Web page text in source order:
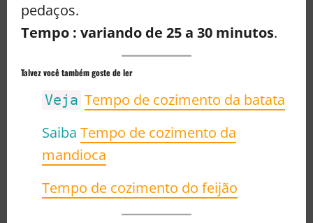
pedaços.
Tempo : variando de 25 a 30 minutos.
Talvez você também goste de ler
Veja Tempo de cozimento da batata
Saiba Tempo de cozimento da
mandioca
Tempo de cozimento do feijão